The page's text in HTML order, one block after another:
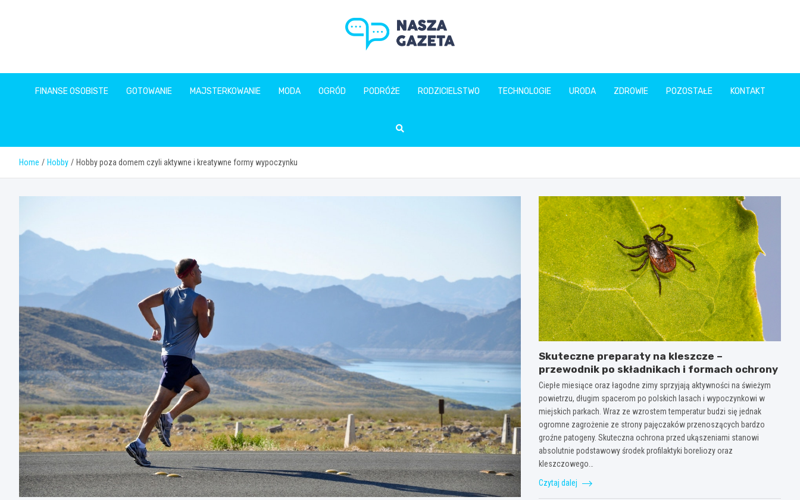
naszagazeta.pl
FINANSE OSOBISTE GOTOWANIE MAJSTERKOWANIE MODA OGRÓD PODRÓŻE RODZICIELSTWO TECHNOLOGIE URODA ZDROWIE POZOSTAŁE KONTAKT
Home Hobby Hobby poza domem czyli aktywne i kreatywne formy wypoczynku
Skuteczne preparaty na kleszcze –
przewodnik po składnikach i formach ochrony
Ciepłe miesiące oraz łagodne zimy sprzyjają aktywności na świeżym
powietrzu, długim spacerom po polskich lasach i wypoczynkowi w
miejskich parkach. Wraz ze wzrostem temperatur budzi się jednak
ogromne zagrożenie ze strony pajęczaków przenoszących bardzo
groźne patogeny. Skuteczna ochrona przed ukąszeniami stanowi
absolutnie podstawowy środek profilaktyki boreliozy oraz
kleszczowego…
Czytaj dalej